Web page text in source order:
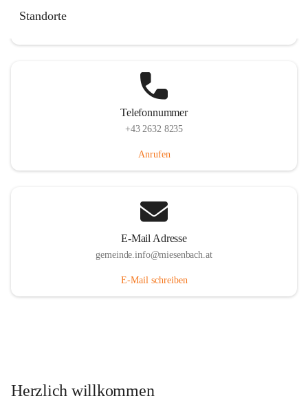
Standorte
Telefonnummer
+43 2632 8235
Anrufen
E-Mail Adresse
gemeinde.info@miesenbach.at
E-Mail schreiben
Herzlich willkommen